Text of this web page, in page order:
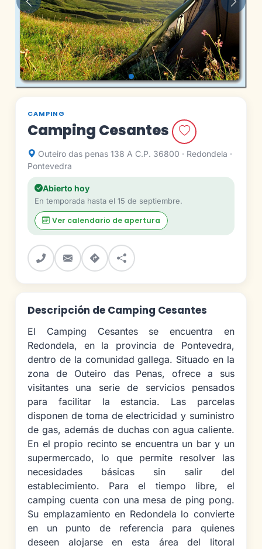
Anterior
CAMPING
Camping Cesantes
Outeiro das penas 138 A C.P. 36800 · Redondela ·
Pontevedra
Abierto hoy
En temporada hasta el 15 de septiembre.
Ver calendario de apertura
Descripción de Camping Cesantes
El Camping Cesantes se encuentra en
Redondela, en la provincia de Pontevedra,
dentro de la comunidad gallega. Situado en la
zona de Outeiro das Penas, ofrece a sus
visitantes una serie de servicios pensados
para facilitar la estancia. Las parcelas
disponen de toma de electricidad y suministro
de gas, además de duchas con agua caliente.
En el propio recinto se encuentra un bar y un
supermercado, lo que permite resolver las
necesidades básicas sin salir del
establecimiento. Para el tiempo libre, el
camping cuenta con una mesa de ping pong.
Su emplazamiento en Redondela lo convierte
en un punto de referencia para quienes
deseen alojarse en esta área del litoral